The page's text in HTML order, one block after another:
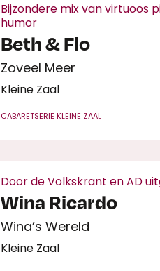
Beth & Flo
Zoveel Meer
Bijzondere mix van virtuoos
humor
Kleine Zaal
CABARETSERIE KLEINE ZAAL
Wina Ricardo
Wina’s Wereld
Door de Volkskrant en AD
Kleine Zaal